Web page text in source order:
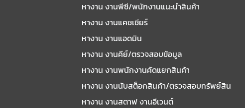
หางาน งานพีซี/พนักงานแนะนําสินค้า
หางาน งานแคชเชียร์
หางาน งานแอดมิน
หางาน งานคีย์/ตรวจสอบข้อมูล
หางาน งานพนักงานคัดแยกสินค้า
หางาน งานนับสต็อกสินค้า/ตรวจสอบทรัพย์สิน
หางาน งานสตาฟ งานอีเวนต์